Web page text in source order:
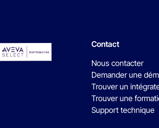
Contact
Nous contacter
Demander une
Trouver un
Trouver une
Support technique